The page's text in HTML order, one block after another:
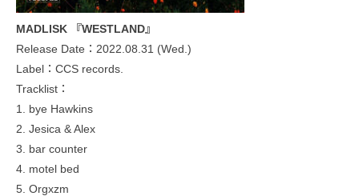
MADLISK 『WESTLAND』
Release Date：2022.08.31 (Wed.)
Label：CCS records.
Tracklist：
1. bye Hawkins
2. Jesica & Alex
3. bar counter
4. motel bed
5. Orgxzm